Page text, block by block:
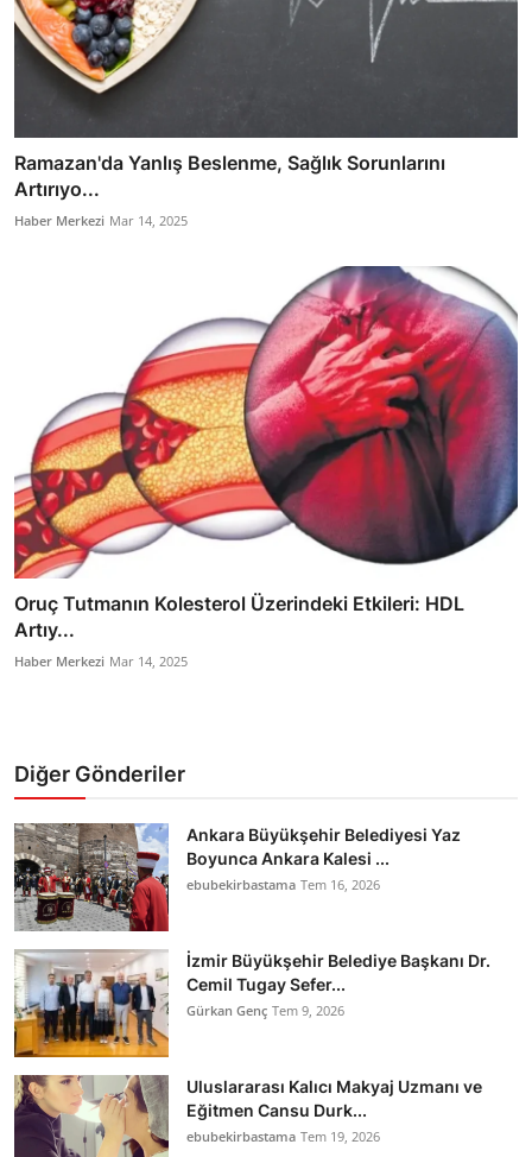
Ramazan'da Yanlış Beslenme, Sağlık Sorunlarını
Artırıyo...
Haber Merkezi Mar 14, 2025
Oruç Tutmanın Kolesterol Üzerindeki Etkileri: HDL
Artıy...
Haber Merkezi Mar 14, 2025
Diğer Gönderiler
Ankara Büyükşehir Belediyesi Yaz
Boyunca Ankara Kalesi ...
ebubekirbastama Tem 16, 2026
İzmir Büyükşehir Belediye Başkanı Dr.
Cemil Tugay Sefer...
Gürkan Genç Tem 9, 2026
Uluslararası Kalıcı Makyaj Uzmanı ve
Eğitmen Cansu Durk...
ebubekirbastama Tem 19, 2026